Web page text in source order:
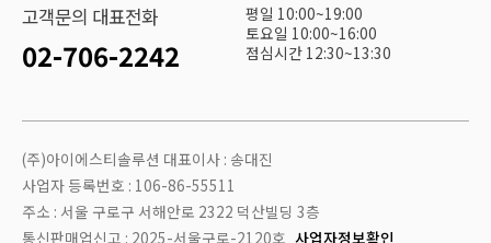
고객문의 대표전화
02-706-2242
평일 10:00~19:00
토요일 10:00~16:00
점심시간 12:30~13:30
(주)아이에스티솔루션 대표이사 : 송대진
사업자 등록번호 : 106-86-55511
주소 : 서울 구로구 서해안로 2322 덕산빌딩 3층
통신판매업신고 : 2025-서울구로-2120호 사업자정보확인